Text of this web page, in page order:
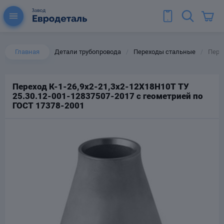
Главная Детали трубопровода Переходы стальные
Переход К-1-26,9х2-21,3х2-12Х18Н10Т ТУ
25.30.12-001-12837507-2017 с геометрией по
ГОСТ 17378-2001
для труб
Колена для труб
Тройники стальные